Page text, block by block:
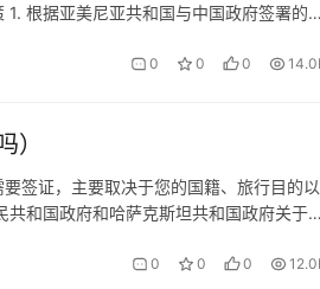
根据亚美尼亚共和国与中国政府签署的互
0 0 0
）
签证，主要取决于您的国籍、旅行目的以
和国政府和哈萨克斯坦共和国政府关于互
0 0 0